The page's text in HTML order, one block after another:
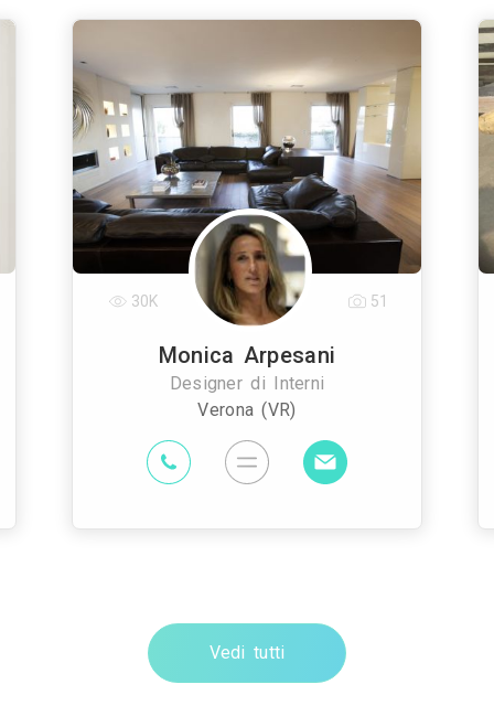
Monica Arpesani
Designer di Interni
Verona (VR)
30K 51
Vedi tutti